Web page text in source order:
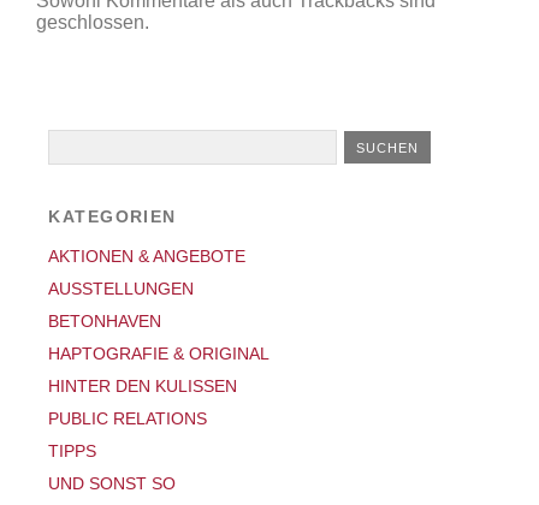
geschlossen.
KATEGORIEN
AKTIONEN & ANGEBOTE
AUSSTELLUNGEN
BETONHAVEN
HAPTOGRAFIE & ORIGINAL
HINTER DEN KULISSEN
PUBLIC RELATIONS
TIPPS
UND SONST SO